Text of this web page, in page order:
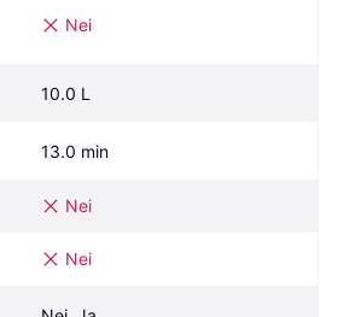
Nei
10.0 L
13.0 min
Nei
Nei